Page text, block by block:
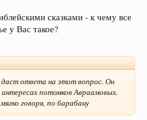
сказками - к чему все
у Вас такое?
ответа на этот вопрос. Он
потомков Авраамовых.
говоря, по барабану